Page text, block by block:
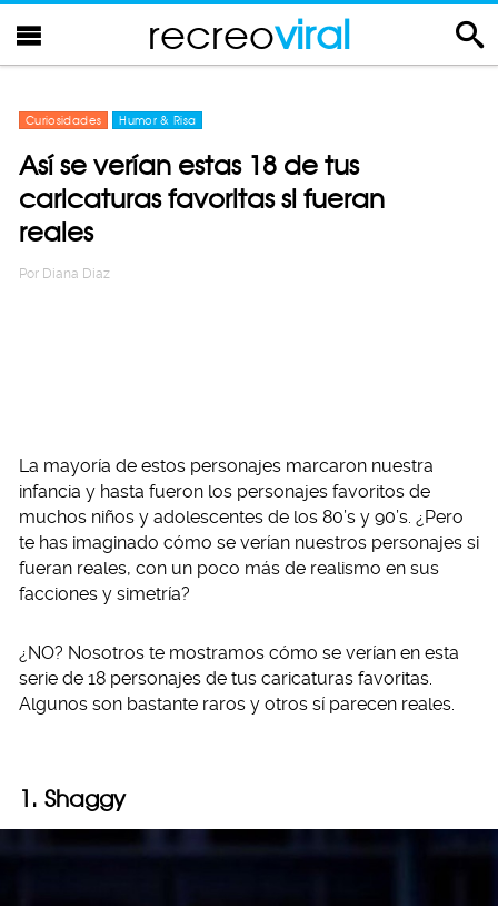
recreoviral
Curiosidades Humor & Risa
Así se verían estas 18 de tus
caricaturas favoritas si fueran
reales
Por Diana Diaz
La mayoría de estos personajes marcaron nuestra
infancia y hasta fueron los personajes favoritos de
muchos niños y adolescentes de los 80’s y 90’s. ¿Pero
te has imaginado cómo se verían nuestros personajes si
fueran reales, con un poco más de realismo en sus
facciones y simetría?
¿NO? Nosotros te mostramos cómo se verían en esta
serie de 18 personajes de tus caricaturas favoritas.
Algunos son bastante raros y otros sí parecen reales.
1. Shaggy